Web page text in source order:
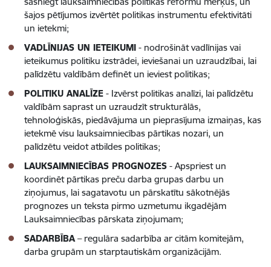
šajos pētījumos izvērtēt politikas instrumentu efektivitāti
un ietekmi;
VADLĪNIJAS UN IETEIKUMI - nodrošināt vadlīnijas vai
ieteikumus politiku izstrādei, ieviešanai un uzraudzībai, lai
palīdzētu valdībām definēt un ieviest politikas;
POLITIKU ANALĪZE - Izvērst politikas analīzi, lai palīdzētu
valdībām saprast un uzraudzīt strukturālās,
tehnoloģiskās, piedāvājuma un pieprasījuma izmaiņas, kas
ietekmē visu lauksaimniecības pārtikas nozari, un
palīdzētu veidot atbildes politikas;
LAUKSAIMNIECĪBAS PROGNOZES - Apspriest un
koordinēt pārtikas preču darba grupas darbu un
ziņojumus, lai sagatavotu un pārskatītu sākotnējās
prognozes un teksta pirmo uzmetumu ikgadējām
Lauksaimniecības pārskata ziņojumam;
SADARBĪBA– regulāra sadarbība ar citām komitejām,
darba grupām un starptautiskām organizācijām.